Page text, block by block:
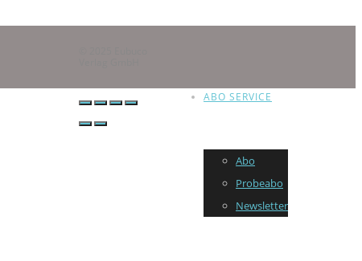
ABO SERVICE
Abo
Probeabo
Newsletter